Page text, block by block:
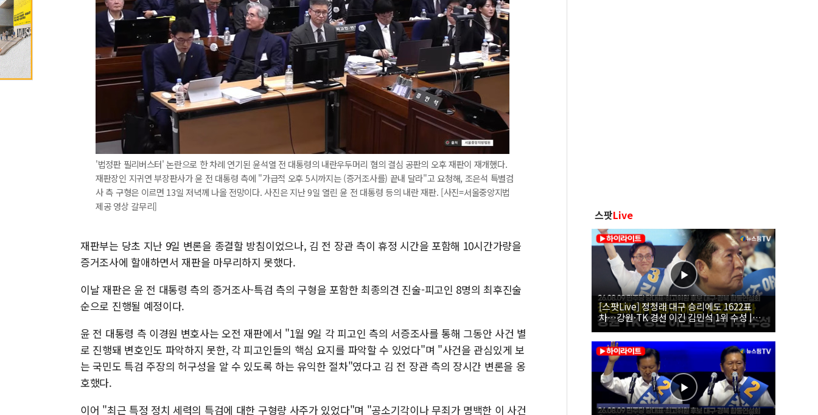
'법정판 필리버스터' 논란으로 한 차례 연기된 윤석열 전 대통령의 내란우두머리 혐의 결심 공판의 오후 재판이 재개했다.
재판장인 지귀연 부장판사가 윤 전 대통령 측에 "가급적 오후 5시까지는 (증거조사를) 끝내 달라"고 요청해, 조은석 특별검
사 측 구형은 이르면 13일 저녁께 나올 전망이다. 사진은 지난 9일 열린 윤 전 대통령 등의 내란 재판. [사진=서울중앙지법
제공 영상 갈무리]
재판부는 당초 지난 9일 변론을 종결할 방침이었으나, 김 전 장관 측이 휴정 시간을 포함해 10시간가량을
증거조사에 할애하면서 재판을 마무리하지 못했다.
이날 재판은 윤 전 대통령 측의 증거조사-특검 측의 구형을 포함한 최종의견 진술-피고인 8명의 최후진술
순으로 진행될 예정이다.
윤 전 대통령 측 이경원 변호사는 오전 재판에서 "1월 9일 각 피고인 측의 서증조사를 통해 그동안 사건 별
로 진행돼 변호인도 파악하지 못한, 각 피고인들의 핵심 요지를 파악할 수 있었다"며 "사건을 관심있게 보
는 국민도 특검 주장의 허구성을 알 수 있도록 하는 유익한 절차"였다고 김 전 장관 측의 장시간 변론을 옹
호했다.
이어 "최근 특정 정치 세력의 특검에 대한 구형량 사주가 있었다"며 "공소기각이나 무죄가 명백한 이 사건
스팟Live
[스팟Live] 정청래 대구 승리에도 1622표
차…강원·TK 경선 이긴 김민석 1위 수성 |
26.08.09 더불어민주당 당대표·최고위원 후
보 대구·경북 합동연설회